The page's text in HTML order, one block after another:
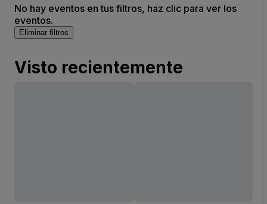
No hay eventos en tus filtros, haz clic para ver los
eventos.
Eliminar filtros
Visto recientemente